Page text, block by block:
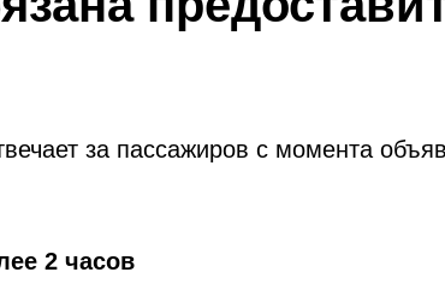
за пассажиров с момента
2 часов